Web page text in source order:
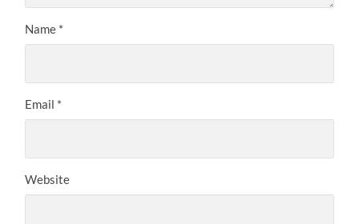
Name *
Email *
Website